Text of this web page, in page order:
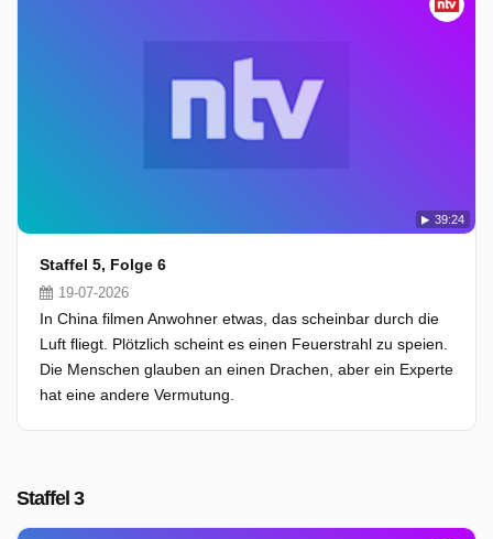
39:24
Staffel 5, Folge 6
19-07-2026
In China filmen Anwohner etwas, das scheinbar durch die
Luft fliegt. Plötzlich scheint es einen Feuerstrahl zu speien.
Die Menschen glauben an einen Drachen, aber ein Experte
hat eine andere Vermutung.
Staffel 3